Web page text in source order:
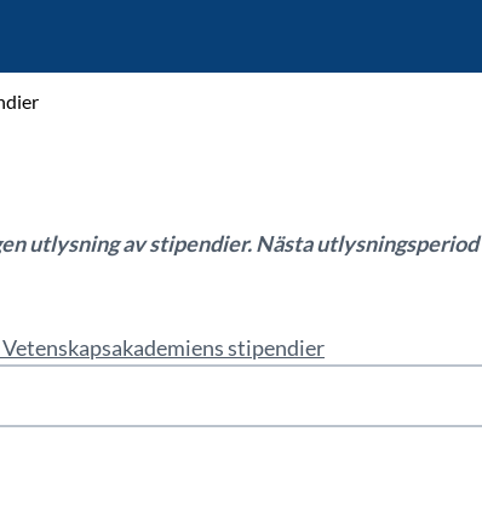
utlysning av stipendier. Nästa
stipendier